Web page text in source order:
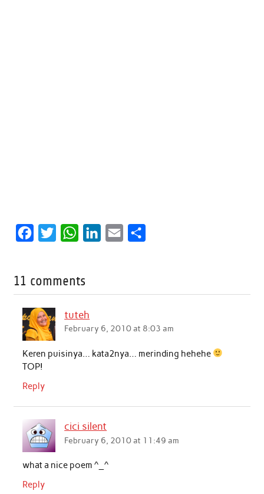
e
o
o
k
t
W
t
A
p
n
11 comments
tuteh
February 6, 2010 at 8:03 am
Keren puisinya… kata2nya… merinding hehehe
TOP!
Reply
cici silent
February 6, 2010 at 11:49 am
what a nice poem ^_^
Reply